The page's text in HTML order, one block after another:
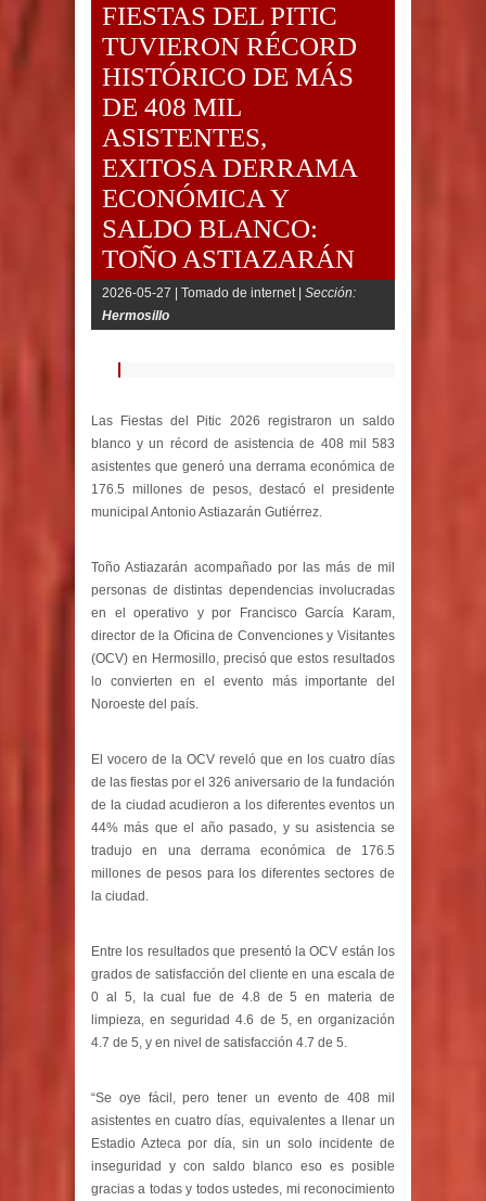
FIESTAS DEL PITIC
TUVIERON RÉCORD
HISTÓRICO DE MÁS
DE 408 MIL
ASISTENTES,
EXITOSA DERRAMA
ECONÓMICA Y
SALDO BLANCO:
TOÑO ASTIAZARÁN
2026-05-27 | Tomado de internet | Sección:
Hermosillo
Las Fiestas del Pitic 2026 registraron un saldo
blanco y un récord de asistencia de 408 mil 583
asistentes que generó una derrama económica de
176.5 millones de pesos, destacó el presidente
municipal Antonio Astiazarán Gutiérrez.
Toño Astiazarán acompañado por las más de mil
personas de distintas dependencias involucradas
en el operativo y por Francisco García Karam,
director de la Oficina de Convenciones y Visitantes
(OCV) en Hermosillo, precisó que estos resultados
lo convierten en el evento más importante del
Noroeste del país.
El vocero de la OCV reveló que en los cuatro días
de las fiestas por el 326 aniversario de la fundación
de la ciudad acudieron a los diferentes eventos un
44% más que el año pasado, y su asistencia se
tradujo en una derrama económica de 176.5
millones de pesos para los diferentes sectores de
la ciudad.
Entre los resultados que presentó la OCV están los
grados de satisfacción del cliente en una escala de
0 al 5, la cual fue de 4.8 de 5 en materia de
limpieza, en seguridad 4.6 de 5, en organización
4.7 de 5, y en nivel de satisfacción 4.7 de 5.
“Se oye fácil, pero tener un evento de 408 mil
asistentes en cuatro días, equivalentes a llenar un
Estadio Azteca por día, sin un solo incidente de
inseguridad y con saldo blanco eso es posible
gracias a todas y todos ustedes, mi reconocimiento